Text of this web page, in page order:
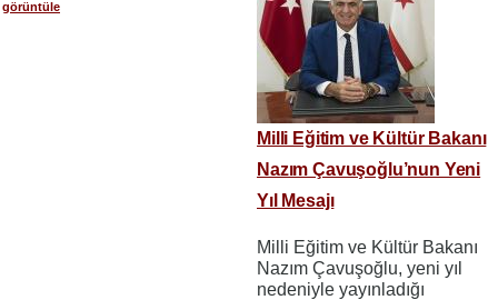
görüntüle
Milli Eğitim ve Kültür Bakanı
Nazım Çavuşoğlu’nun Yeni
Yıl Mesajı
Milli Eğitim ve Kültür Bakanı
Nazım Çavuşoğlu, yeni yıl
nedeniyle yayınladığı